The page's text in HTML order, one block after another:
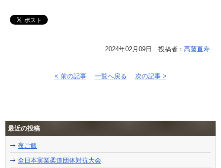
2024年02月09日 投稿者： 髙藤直寿
< 前の記事 一覧へ戻る 次の記事 >
最近の投稿
夜ご飯
全日本実業柔道団体対抗大会